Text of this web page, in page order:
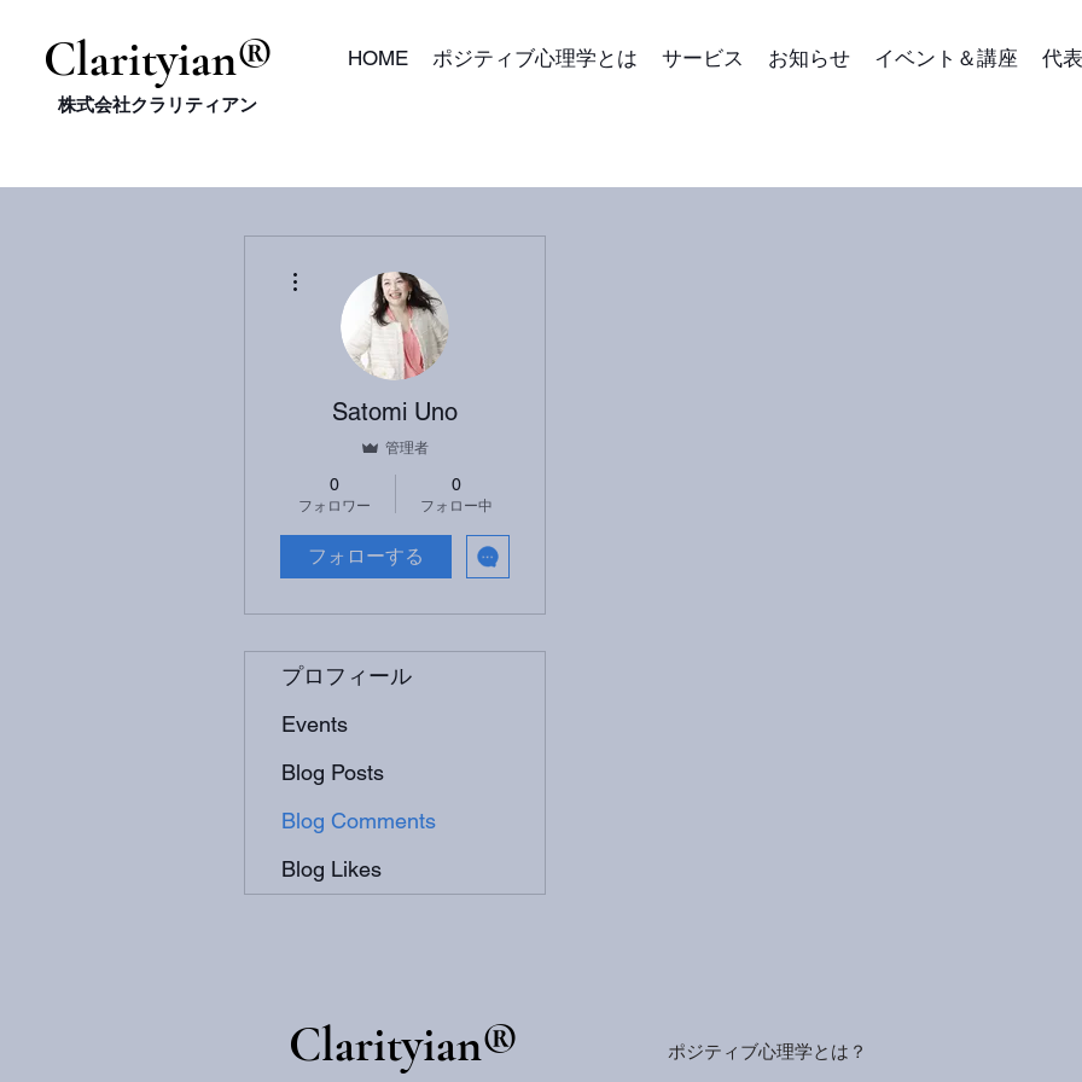
​Clarityian®
株式会社クラリティアン
HOME ポジティブ心理学とは サービス お知らせ イベント＆講座 代
Satomi Uno
管理者
0
フォロワー
0
フォロー中
フォローする
プロフィール
Events
Blog Posts
Blog Comments
Blog Likes
​Clarityian® ポジティブ心理学とは？